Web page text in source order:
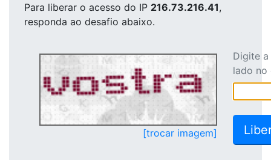
Para liberar o acesso do IP 216.73.216.41,
responda ao desafio abaixo.
[trocar imagem]
Digite
lado no